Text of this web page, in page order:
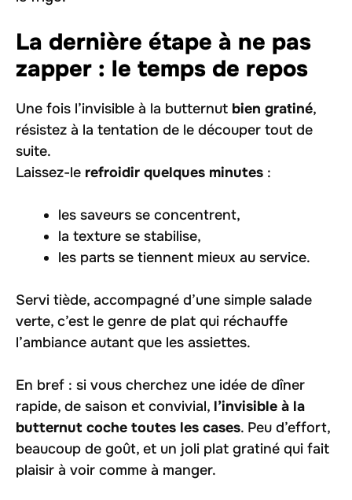
La dernière étape à ne pas
zapper : le temps de repos
Une fois l’invisible à la butternut bien gratiné,
résistez à la tentation de le découper tout de
suite.
Laissez-le refroidir quelques minutes :
les saveurs se concentrent,
la texture se stabilise,
les parts se tiennent mieux au service.
Servi tiède, accompagné d’une simple salade
verte, c’est le genre de plat qui réchauffe
l’ambiance autant que les assiettes.
En bref : si vous cherchez une idée de dîner
rapide, de saison et convivial, l’invisible à la
butternut coche toutes les cases. Peu d’effort,
beaucoup de goût, et un joli plat gratiné qui fait
plaisir à voir comme à manger.